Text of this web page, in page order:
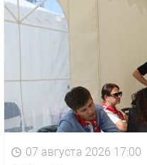
07 августа 2026 17:00